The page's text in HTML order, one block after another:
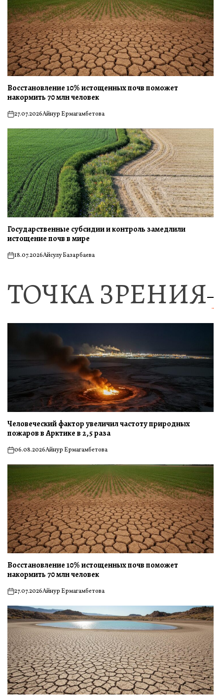
Восстановление 10% истощенных почв поможет
накормить 70 млн человек
on27.07.2026Айнур Ермагамбетова
Государственные субсидии и контроль замедлили
истощение почв в мире
on18.07.2026Айсулу Базарбаева
ТОЧКА ЗРЕНИЯ
Человеческий фактор увеличил частоту природных
пожаров в Арктике в 2,5 раза
on06.08.2026Айнур Ермагамбетова
Восстановление 10% истощенных почв поможет
накормить 70 млн человек
on27.07.2026Айнур Ермагамбетова